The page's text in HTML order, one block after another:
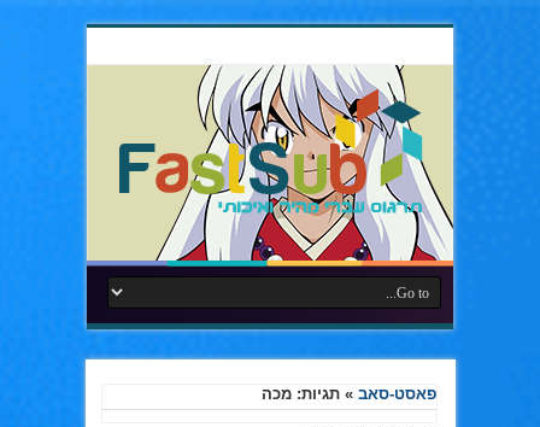
פאסט-סאב »תגיות: מכה